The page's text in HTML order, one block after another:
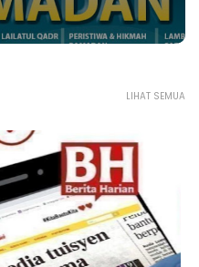
LIHAT SEMUA